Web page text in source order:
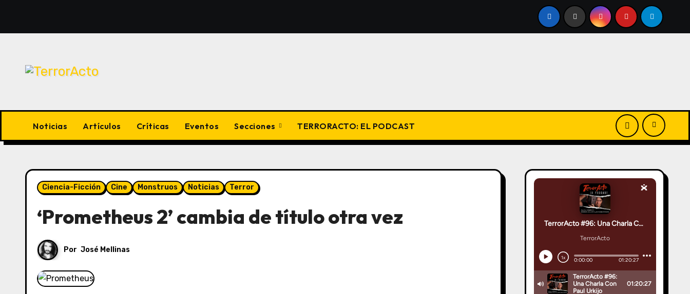
contenido
Noticias Artículos Críticas Eventos Secciones TERRORACTO: EL PODCAST
Ciencia-Ficción Cine Monstruos Noticias Terror
‘Prometheus 2’ cambia de título otra vez
Por José Mellinas